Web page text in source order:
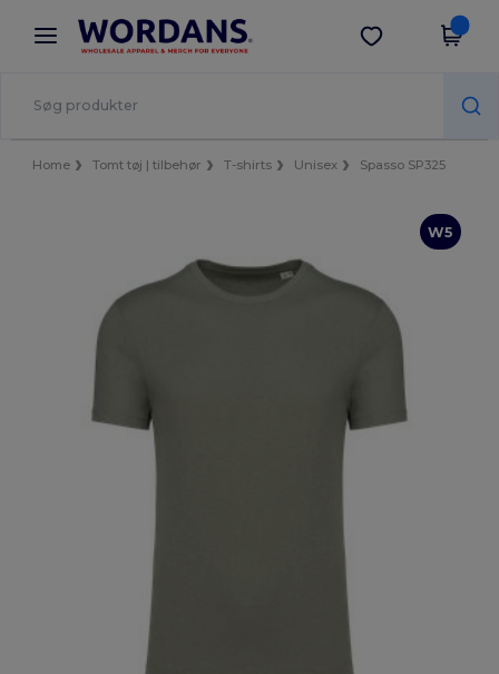
× Wordans-app
Bedre priser i appen!
Hent app
Home Tomt tøj | tilbehør T-shirts Unisex Spasso SP325
W5